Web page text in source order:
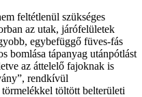
feltétlenül szükséges
az utak, járófelületek
egybefüggő füves-fás
bomlása tápanyag utánpótlást
az áttelelő fajoknak is
rendkívül
töltött belterületi